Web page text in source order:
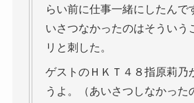
らい前に仕事一緒にしたんで
いさつなかったのはそういう
リと刺した。
ゲストのＨＫＴ４８指原莉乃
うよ。（あいさつしなかった